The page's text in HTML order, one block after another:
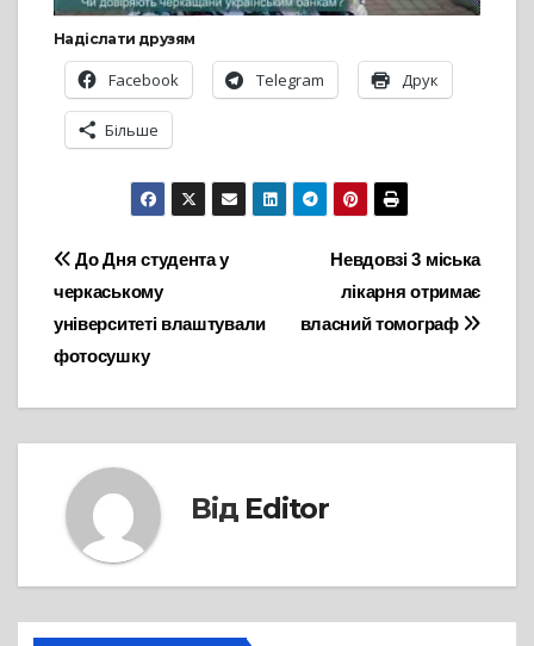
Надіслати друзям
Facebook Telegram Друк
Більше
Навігація
записів
Невдовзі 3 міська
лікарня отримає
власний томограф
До Дня студента у
черкаському
університеті влаштували
фотосушку
Від Editor